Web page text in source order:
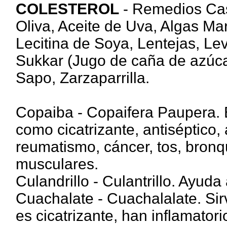
COLESTEROL- Remedios
Oliva, Aceite de Uva, Algas
Lecitina de Soya, Lentejas,
Sukkar (Jugo de caña de
Sapo, Zarzaparrilla.
Copaiba - Copaifera
como cicatrizante,
reumatismo, cáncer, tos,
musculares.
Culandrillo - Culantrillo.
Cuachalate - Cuachalalate.
es cicatrizante, han